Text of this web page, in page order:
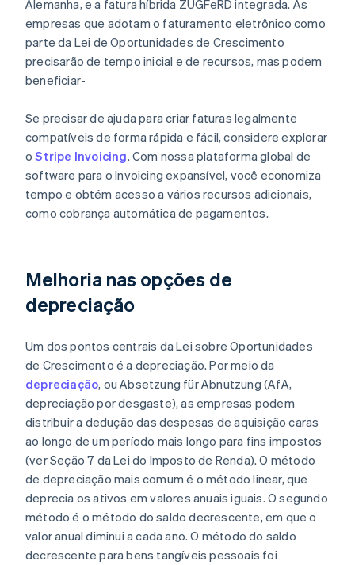
Alemanha, e a fatura híbrida ZUGFeRD integrada. As
empresas que adotam o faturamento eletrônico como
parte da Lei de Oportunidades de Crescimento
precisarão de tempo inicial e de recursos, mas podem
beneficiar-
Se precisar de ajuda para criar faturas legalmente
compatíveis de forma rápida e fácil, considere explorar
oStripe Invoicing. Com nossa plataforma global de
software para o Invoicing expansível, você economiza
tempo e obtém acesso a vários recursos adicionais,
como cobrança automática de pagamentos.
Melhoria nas opções de
depreciação
Um dos pontos centrais da Lei sobre Oportunidades
de Crescimento é a depreciação. Por meio da
depreciação, ou Absetzung für Abnutzung (AfA,
depreciação por desgaste), as empresas podem
distribuir a dedução das despesas de aquisição caras
ao longo de um período mais longo para fins impostos
(ver Seção 7 da Lei do Imposto de Renda). O método
de depreciação mais comum é o método linear, que
deprecia os ativos em valores anuais iguais. O segundo
método é o método do saldo decrescente, em que o
valor anual diminui a cada ano. O método do saldo
decrescente para bens tangíveis pessoais foi